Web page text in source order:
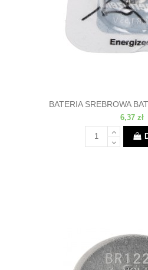
BATERIA SREBROWA
6,37 zł